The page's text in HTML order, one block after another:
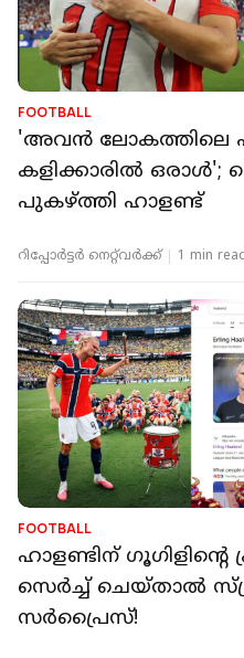
FOOTBALL
'അവൻ ലോകത്തിലെ
കളിക്കാരിൽ ഒരാൾ';
പുകഴ്ത്തി ഹാളണ്ട്
റിപ്പോർട്ടർ നെറ്റ്‌വര്‍ക്ക്‌ 1 min
FOOTBALL
ഹാളണ്ടിന്
സെര്‍ച്ച് ചെയ്താല്‍
സര്‍പ്രൈസ്!